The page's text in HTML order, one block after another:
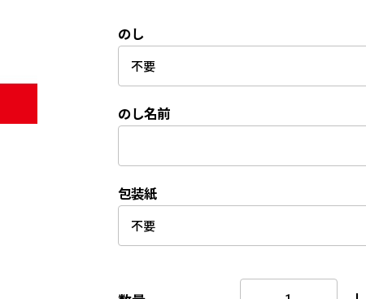
のし
のし名前
包装紙